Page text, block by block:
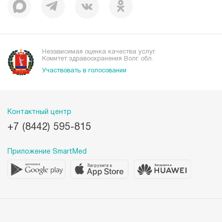
Независимая оценка качества услуг.
Комитет здравоохранения Волг. обл.
Участвовать в голосовании
Контактный центр
+7 (8442) 595-815
Приложение SmartMed